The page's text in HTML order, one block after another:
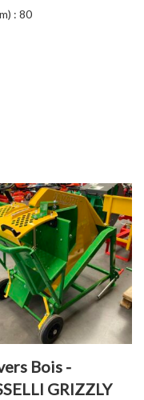
: 80
Bois -
GRIZZLY